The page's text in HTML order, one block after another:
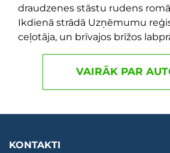
draudzenes stāstu rudens
Ikdienā strādā Uzņēmumu
ceļotāja, un brīvajos brīžos
VAIRĀK PAR
KONTAKTI